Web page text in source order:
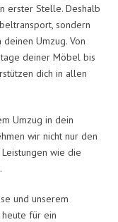
erster Stelle. Deshalb
sondern
deinen Umzug. Von
deiner Möbel bis
dich in allen
Umzug in dein
wir nicht nur den
wie die
und unserem
heute für ein